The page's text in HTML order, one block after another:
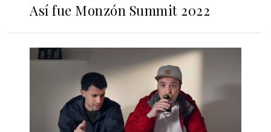
Así fue Monzón Summit 2022